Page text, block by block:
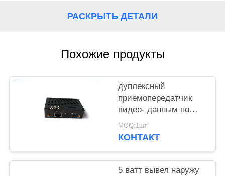
КОНФИДЕНЦИАЛЬНОСТИ
РАСКРЫТЬ ДЕТАЛИ
Похожие продукты
дуплексный
приемопередатчик
видео- данным по
системы канала
передачи данных
MOQ:1шт
КОНТАКТ
5 ватт вывел наружу